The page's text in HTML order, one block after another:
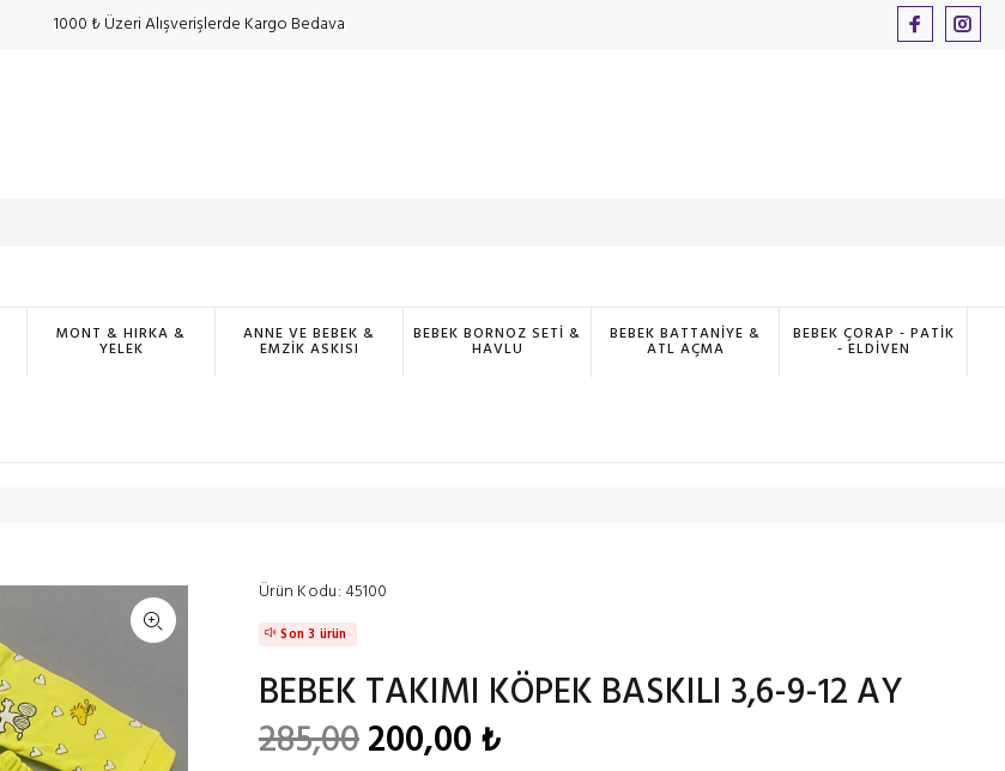
1000 ₺ Üzeri Alışverişlerde Kargo Bedava
MONT & HIRKA &
YELEK
ANNE VE BEBEK &
EMZİK ASKISI
BEBEK BORNOZ SETİ &
HAVLU
BEBEK BATTANİYE &
ATL AÇMA
BEBEK ÇORAP - PATİK
- ELDİVEN
Ürün Kodu: 45100
Son 3 ürün
BEBEK TAKIMI KÖPEK BASKILI 3,6-9-12 AY
285,00200,00 ₺